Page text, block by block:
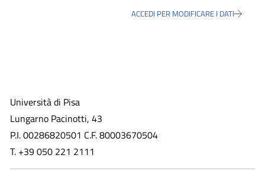
ACCEDI PER MODIFICARE I DATI
Università di Pisa
Lungarno Pacinotti, 43
P.I. 00286820501 C.F. 80003670504
T. +39 050 221 2111